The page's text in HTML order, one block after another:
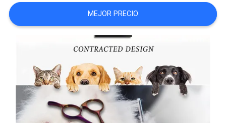
DEL
SITIO
POLICY
MEJOR PRECIO